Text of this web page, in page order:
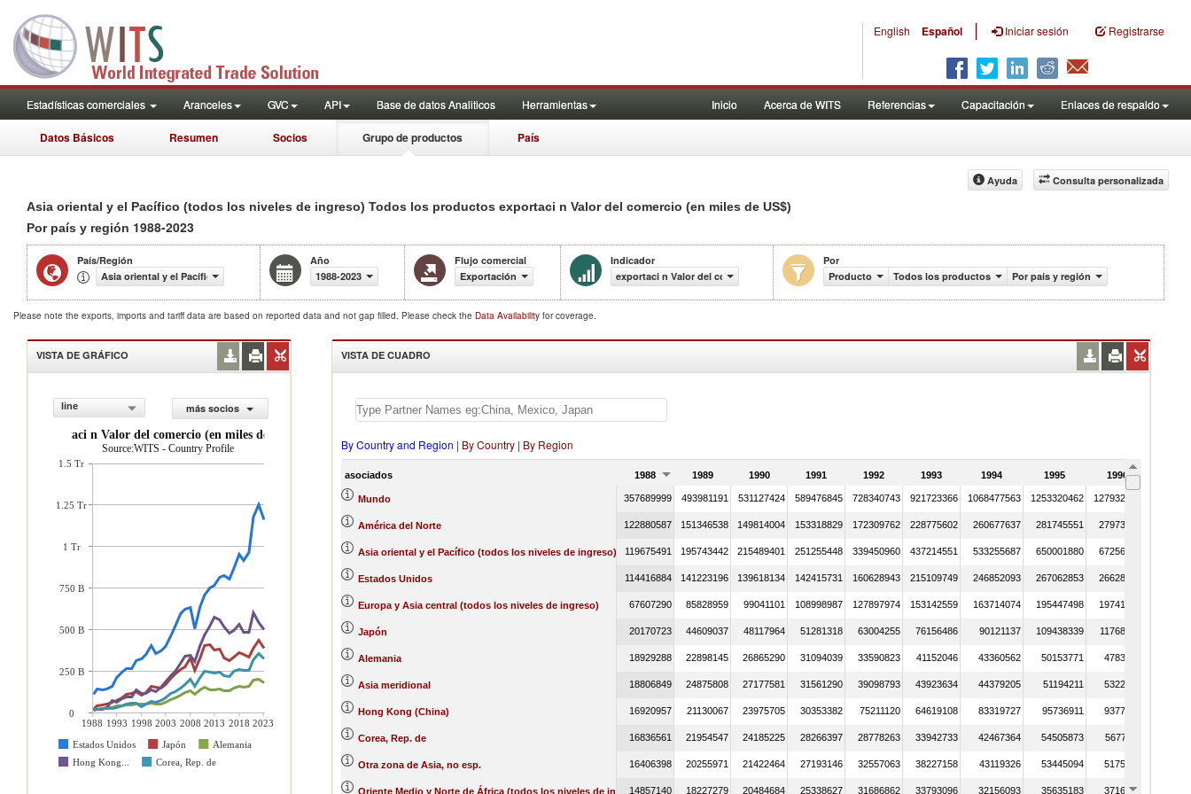
English Español | Iniciar sesión Registrarse
Estadísticas comerciales Aranceles GVC API Base de datos Analiticos Herramientas Inicio Acerca de WITS Referencias Capacitación Enlaces de respaldo
Datos Básicos Resumen Socios Grupo de productos País
Consulta personalizada
Ayuda
Asia oriental y el Pacífico (todos los niveles de ingreso) Todos los productos exportaci n Valor del comercio (en miles de US$)
Por país y región 1988-2023
País/Región
Asia oriental y el Pacífico (todos los niveles de ingreso)
Año
1988-2023
Flujo comercial
Exportación
Indicador
exportaci n Valor del comercio (en miles de US$)
Por
Producto
Todos los productos Por país y región
Please note the exports, imports and tariff data are based on reported data and not gap filled. Please check the Data Availability for coverage.
VISTA DE GRÁFICO
line
más socios
exportaci n Valor del comercio (en miles de US$)
Source:WITS - Country Profile
1988 1993 1998 2003 2008 2013 2018 2023
Estados Unidos
Japón
Alemania
Hong Kong...
Corea, Rep. de
1.5 Tr
1.25 Tr
1 Tr
750 B
500 B
250 B
0
VISTA DE CUADRO
By Country and Region | By Country| By Region
asociados 1988 1989 1990 1991 1992 1993 1994 1995 1996
Mundo 357689999 493981191 531127424 589476845 728340743 921723366 1068477563 1253320462 1279320544
América del Norte 122880587 151346538 149814004 153318829 172309762 228775602 260677637 281745551 279730572
Asia oriental y el Pacífico (todos los niveles de ingreso) 119675491 195743442 215489401 251255448 339450960 437214551 533255687 650001880 672561247
Estados Unidos 114416884 141223196 139618134 142415731 160628943 215109749 246852093 267062853 266289120
Europa y Asia central (todos los niveles de ingreso) 67607290 85828959 99041101 108998987 127897974 153142559 163714074 195447498 197417694
Japón 20170723 44609037 48117964 51281318 63004255 76156486 90121137 109438339 117684310
Alemania 18929288 22898145 26865290 31094039 33590823 41152046 43360562 50153771 47832610
Asia meridional 18806849 24875808 27177581 31561290 39098793 43923634 44379205 51194211 53226494
Hong Kong (China) 16920957 21130067 23975705 30353382 75211120 64619108 83319727 95736911 93774771
Corea, Rep. de 16836561 21954547 24185225 28266397 28778263 33942733 42467364 54505873 56776117
Otra zona de Asia, no esp. 16406398 20255971 21422464 27193146 32557063 38227158 43119326 53445094 51754185
Oriente Medio y Norte de África (todos los niveles de ingreso)14857140 18227279 20484684 25338627 31686862 33793096 32156093 35635183 37164977